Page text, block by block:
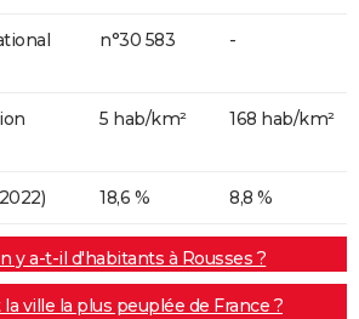
n°30 583 -
5 hab/km² 168 hab/km²
18,6 % 8,8 %
y a-t-il d'habitants à Rousses ?
ville la plus peuplée de France ?